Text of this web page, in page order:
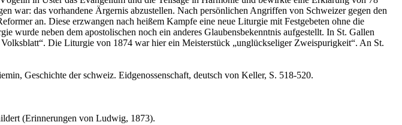
war: das vorhandene Ärgernis abzustellen. Nach persönlichen Angriffen von Schweizer gegen den
an. Diese erzwangen nach heißem Kampfe eine neue Liturgie mit Festgebeten ohne die
neben dem apostolischen noch ein anderes Glaubensbekenntnis aufgestellt. In St. Gallen
Die Liturgie von 1874 war hier ein Meisterstück „unglückseliger Zweispurigkeit“. An St.
Geschichte der schweiz. Eidgenossenschaft, deutsch von Keller, S. 518-520.
(Erinnerungen von Ludwig, 1873).